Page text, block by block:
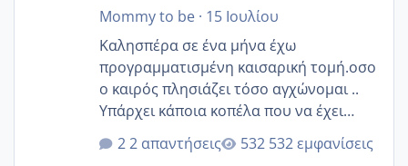
Mommy to be· 15 Ιουλίου
Καλησπέρα σε ένα μήνα έχω
προγραμματισμένη καισαρική τομή.οσο
ο καιρός πλησιάζει τόσο αγχώνομαι ..
Υπάρχει κάποια κοπέλα που να έχει
παρόμοιο ιστορικό να μας πει την
εμπειρία της;Να σημειώσω είναι η
2 απαντήσεις 532 εμφανίσεις